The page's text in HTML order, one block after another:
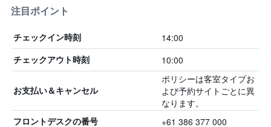
注目ポイント
チェックイン時刻 14:00
チェックアウト時刻 10:00
お支払い＆キャンセル
ポリシーは客室タイプお
よび予約サイトごとに異
なります。
フロントデスクの番号 +61 386 377 000